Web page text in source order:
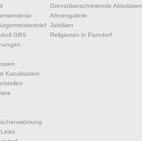
GRS
Kanalisation
Grenzüberschreitende Aktivitäten
Ahnengalerie
Jubiläen
Religionen in Parndorf